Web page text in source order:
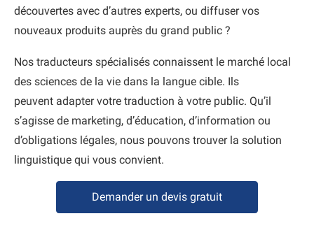
découvertes avec d’autres experts, ou diffuser vos
nouveaux produits auprès du grand public ?
Nos traducteurs spécialisés connaissent le marché local
des sciences de la vie dans la langue cible. Ils
peuvent adapter votre traduction à votre public. Qu’il
s’agisse de marketing, d’éducation, d’information ou
d’obligations légales, nous pouvons trouver la solution
linguistique qui vous convient.
Demander un devis gratuit